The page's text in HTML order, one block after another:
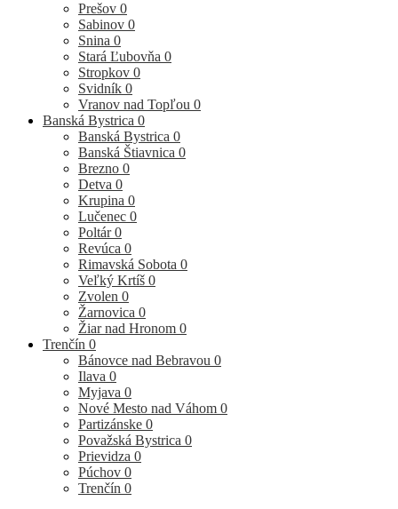
Prešov 0
Sabinov 0
Snina 0
Stará Ľubovňa 0
Stropkov 0
Svidník 0
Vranov nad Topľou 0
Banská Bystrica 0
Banská Bystrica 0
Banská Štiavnica 0
Brezno 0
Detva 0
Krupina 0
Lučenec 0
Poltár0
Revúca 0
Rimavská Sobota 0
Veľký Krtíš 0
Zvolen 0
Žarnovica 0
Žiar nad Hronom 0
Trenčín 0
Bánovce nad Bebravou 0
Ilava 0
Myjava 0
Nové Mesto nad Váhom 0
Partizánske 0
Považská Bystrica 0
Prievidza 0
Púchov 0
Trenčín 0